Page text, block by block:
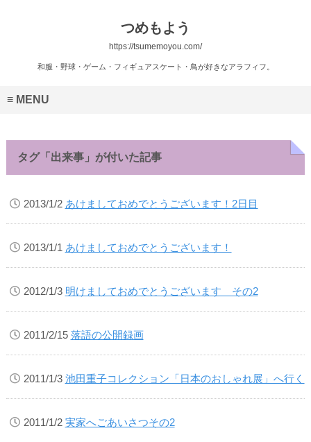
つめもよう
https://tsumemoyou.com/
和服・野球・ゲーム・フィギュアスケート・鳥が好きなアラフィフ。
MENU
タグ「出来事」が付いた記事
2013/1/2 あけましておめでとうございます！2日目
2013/1/1 あけましておめでとうございます！
2012/1/3 明けましておめでとうございます その2
2011/2/15 落語の公開録画
2011/1/3 池田重子コレクション「日本のおしゃれ展」へ行く
2011/1/2 実家へごあいさつその2